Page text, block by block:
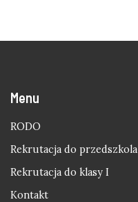
Menu
RODO
Rekrutacja do przedszkola
Rekrutacja do klasy I
Kontakt